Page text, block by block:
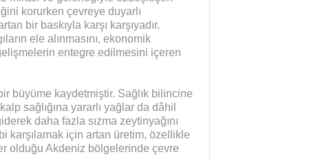
korurken çevreye duyarlı
bir baskıyla karşı karşıyadır.
ele alınmasını, ekonomik
entegre edilmesini içeren
büyüme kaydetmiştir. Sağlık bilincine
sağlığına yararlı yağlar da dâhil
daha fazla sızma zeytinyağını
karşılamak için artan üretim, özellikle
olduğu Akdeniz bölgelerinde çevre